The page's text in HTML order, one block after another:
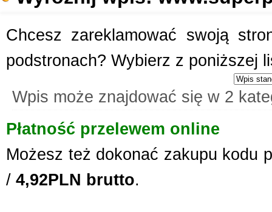
Chcesz zareklamować swoją
podstronach? Wybierz z poniższej
Wpis może znajdować się w 2
Płatność przelewem online
Możesz też dokonać zakupu kodu
/ 4,92PLN brutto.